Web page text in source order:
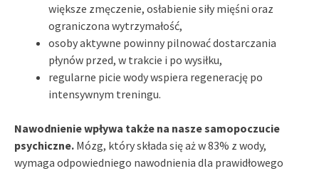
większe zmęczenie, osłabienie siły mięśni oraz
ograniczona wytrzymałość,
osoby aktywne powinny pilnować dostarczania
płynów przed, w trakcie i po wysiłku,
regularne picie wody wspiera regenerację po
intensywnym treningu.
Nawodnienie wpływa także na nasze samopoczucie
psychiczne. Mózg, który składa się aż w 83% z wody,
wymaga odpowiedniego nawodnienia dla prawidłowego